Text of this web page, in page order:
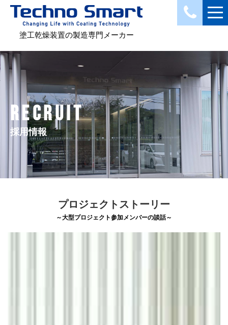
塗工乾燥装置の製造専門メーカー
RECRUIT
採用情報
プロジェクトストーリー
～大型プロジェクト参加メンバーの談話～